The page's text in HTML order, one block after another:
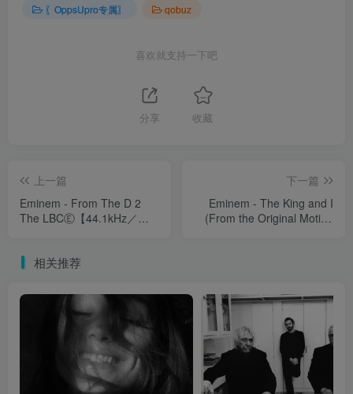
〖OppsUpro专属〗 qobuz
喜欢就支持一下吧
分享 收藏
上一篇
Eminem - From The D 2
The LBCⒺ【44.1kHz／
下一篇
Eminem - The King and I
(From the Original Motion
相关推荐